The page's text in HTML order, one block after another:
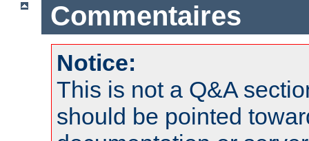
Commentaires
Notice:
This is not a Q&A
should be pointed